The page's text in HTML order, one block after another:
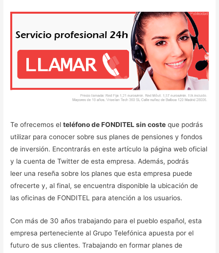
Te ofrecemos elteléfono de FONDITEL sin coste que podrás
utilizar para conocer sobre sus planes de pensiones y fondos
de inversión. Encontrarás en este artículo la página web oficial
y la cuenta de Twitter de esta empresa. Además, podrás
leer una reseña sobre los planes que esta empresa puede
ofrecerte y, al final, se encuentra disponible la ubicación de
las oficinas de FONDITEL para atención a los usuarios.
Con más de 30 años trabajando para el pueblo español, esta
empresa perteneciente al Grupo Telefónica apuesta por el
futuro de sus clientes. Trabajando en formar planes de